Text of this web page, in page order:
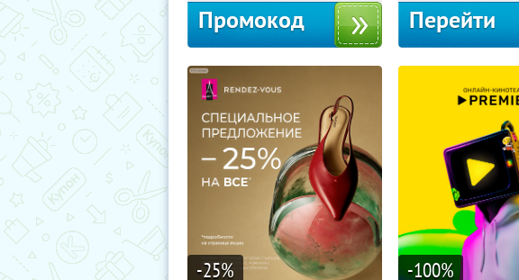
Промокод Перейти
-25% -100%